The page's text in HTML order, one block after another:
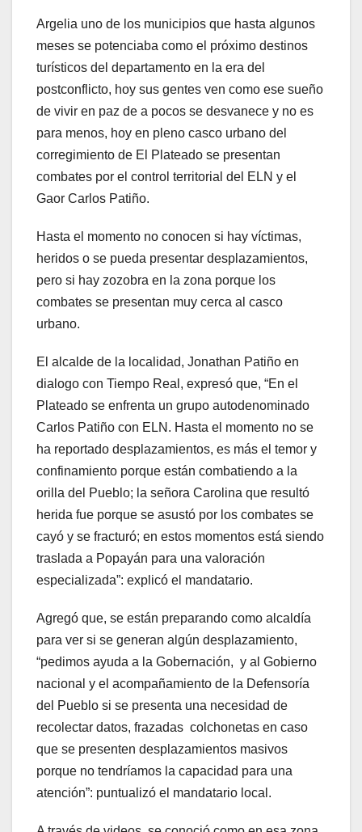
Argelia uno de los municipios que hasta algunos
meses se potenciaba como el próximo destinos
turísticos del departamento en la era del
postconflicto, hoy sus gentes ven como ese sueño
de vivir en paz de a pocos se desvanece y no es
para menos, hoy en pleno casco urbano del
corregimiento de El Plateado se presentan
combates por el control territorial del ELN y el
Gaor Carlos Patiño.
Hasta el momento no conocen si hay víctimas,
heridos o se pueda presentar desplazamientos,
pero si hay zozobra en la zona porque los
combates se presentan muy cerca al casco
urbano.
El alcalde de la localidad, Jonathan Patiño en
dialogo con Tiempo Real, expresó que, “En el
Plateado se enfrenta un grupo autodenominado
Carlos Patiño con ELN. Hasta el momento no se
ha reportado desplazamientos, es más el temor y
confinamiento porque están combatiendo a la
orilla del Pueblo; la señora Carolina que resultó
herida fue porque se asustó por los combates se
cayó y se fracturó; en estos momentos está siendo
traslada a Popayán para una valoración
especializada”: explicó el mandatario.
Agregó que, se están preparando como alcaldía
para ver si se generan algún desplazamiento,
“pedimos ayuda a la Gobernación, y al Gobierno
nacional y el acompañamiento de la Defensoría
del Pueblo si se presenta una necesidad de
recolectar datos, frazadas colchonetas en caso
que se presenten desplazamientos masivos
porque no tendríamos la capacidad para una
atención”: puntualizó el mandatario local.